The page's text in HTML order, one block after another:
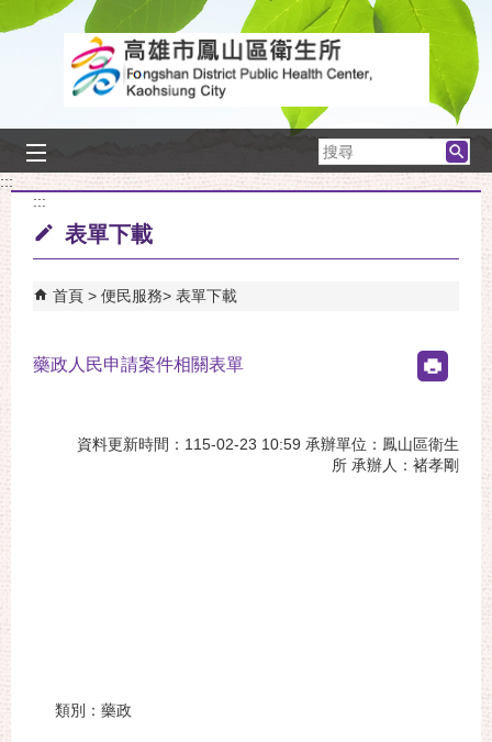
跳到主要內容區塊
搜
尋
:::
:::
表單下載
首頁 便民服務 表單下載
藥政人民申請案件相關表單
資料更新時間：115-02-23 10:59 承辦單位：鳳山區衛生
所 承辦人：褚孝剛
類別：藥政